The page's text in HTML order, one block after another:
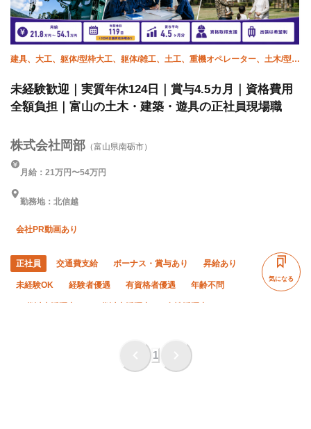
建具、大工、躯体/型枠大工、躯体/雑工、土工、重機オペレーター、土木/型枠
未経験歓迎｜実質年休124日｜賞与4.5カ月｜資格費用
全額負担｜富山の土木・建築・遊具の正社員現場職
株式会社岡部 （富山県南砺市）
月給：21万円〜54万円
勤務地：北信越
会社PR動画あり
正社員 交通費支給 ボーナス・賞与あり 昇給あり
未経験OK 経験者優遇 有資格者優遇 年齢不問
50代以上活躍中 60代以上活躍中 女性活躍中
年末年始休暇
転勤なし 社会保険完備
気になる
1